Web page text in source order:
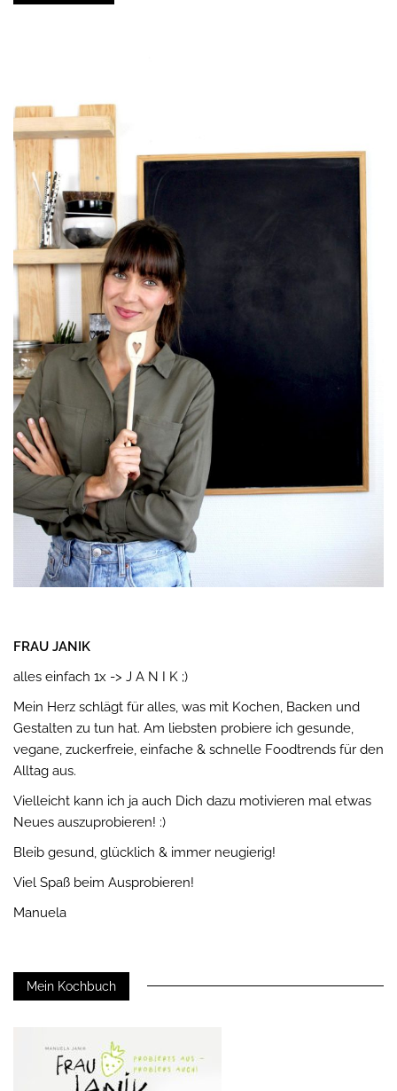
FRAU JANIK
alles einfach 1x -> J A N I K ;)
Mein Herz schlägt für alles, was mit Kochen, Backen und
Gestalten zu tun hat. Am liebsten probiere ich gesunde,
vegane, zuckerfreie, einfache & schnelle Foodtrends für den
Alltag aus.
Vielleicht kann ich ja auch Dich dazu motivieren mal etwas
Neues auszuprobieren! :)
Bleib gesund, glücklich & immer neugierig!
Viel Spaß beim Ausprobieren!
Manuela
Mein Kochbuch